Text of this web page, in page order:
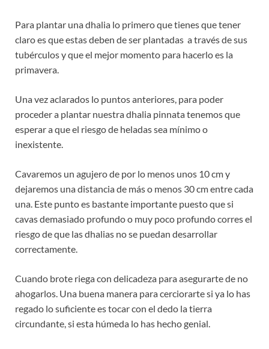
Para plantar una dhalia lo primero que tienes que tener
claro es que estas deben de ser plantadas a través de sus
tubérculos y que el mejor momento para hacerlo es la
primavera.
Una vez aclarados lo puntos anteriores, para poder
proceder a plantar nuestra dhalia pinnata tenemos que
esperar a que el riesgo de heladas sea mínimo o
inexistente.
Cavaremos un agujero de por lo menos unos 10 cm y
dejaremos una distancia de más o menos 30 cm entre cada
una. Este punto es bastante importante puesto que si
cavas demasiado profundo o muy poco profundo corres el
riesgo de que las dhalias no se puedan desarrollar
correctamente.
Cuando brote riega con delicadeza para asegurarte de no
ahogarlos. Una buena manera para cerciorarte si ya lo has
regado lo suficiente es tocar con el dedo la tierra
circundante, si esta húmeda lo has hecho genial.